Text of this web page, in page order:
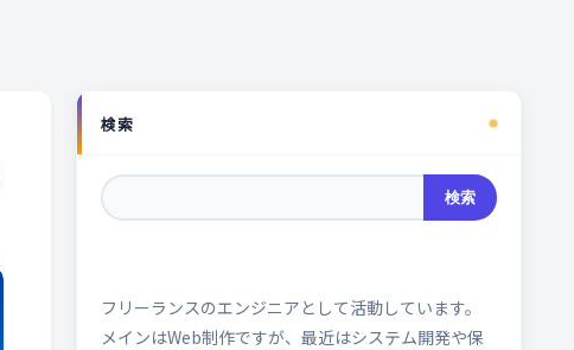
検索
検索
フリーランスのエンジニアとして活動しています。
メインはWeb制作ですが、最近はシステム開発や保